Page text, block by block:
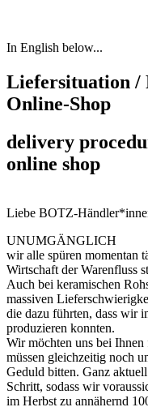
In English below...
Liefersituation /
Online-Shop
delivery
online shop
Liebe BOTZ-
UNUMGÄNGLICH
wir alle spüren momentan
Wirtschaft der Warenfluss
Auch bei keramischen
massiven
die dazu führten, dass wir
produzieren konnten.
Wir möchten uns bei
müssen gleichzeitig noch
Geduld bitten. Ganz
Schritt, sodass wir
im Herbst zu annähernd